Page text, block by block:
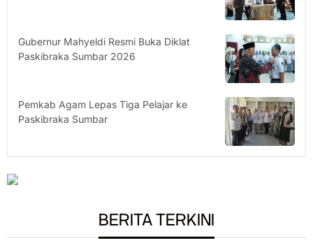
Gubernur Mahyeldi Resmi Buka Diklat
Paskibraka Sumbar 2026
Pemkab Agam Lepas Tiga Pelajar ke
Paskibraka Sumbar
BERITA TERKINI